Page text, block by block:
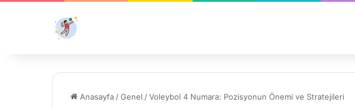
Anasayfa /Genel /Voleybol 4 Numara: Pozisyonun Önemi ve Stratejileri